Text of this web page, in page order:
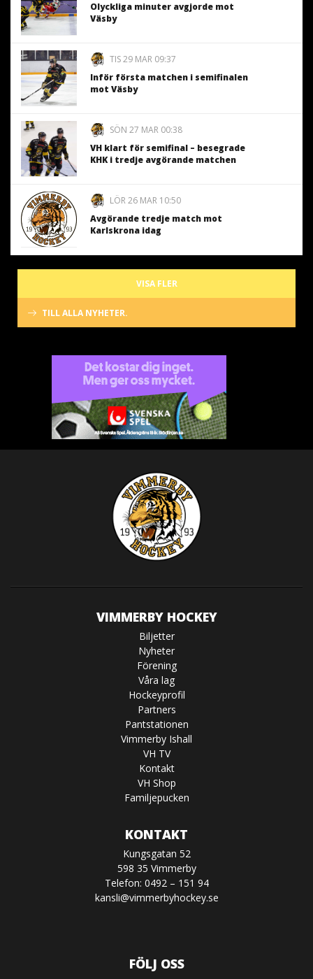
Olyckliga minuter avgjorde mot
Väsby
TIS 29 MAR 09:37
Inför första matchen i semifinalen
mot Väsby
SÖN 27 MAR 00:38
VH klart för semifinal – besegrade
KHK i tredje avgörande matchen
LÖR 26 MAR 10:50
Avgörande tredje match mot
Karlskrona idag
VISA FLER
TILL ALLA NYHETER.
VIMMERBY HOCKEY
Biljetter
Nyheter
Förening
Våra lag
Hockeyprofil
Partners
Pantstationen
Vimmerby Ishall
VH TV
Kontakt
VH Shop
Familjepucken
KONTAKT
Kungsgatan 52
598 35 Vimmerby
Telefon: 0492 – 151 94
kansli@vimmerbyhockey.se
FÖLJ OSS